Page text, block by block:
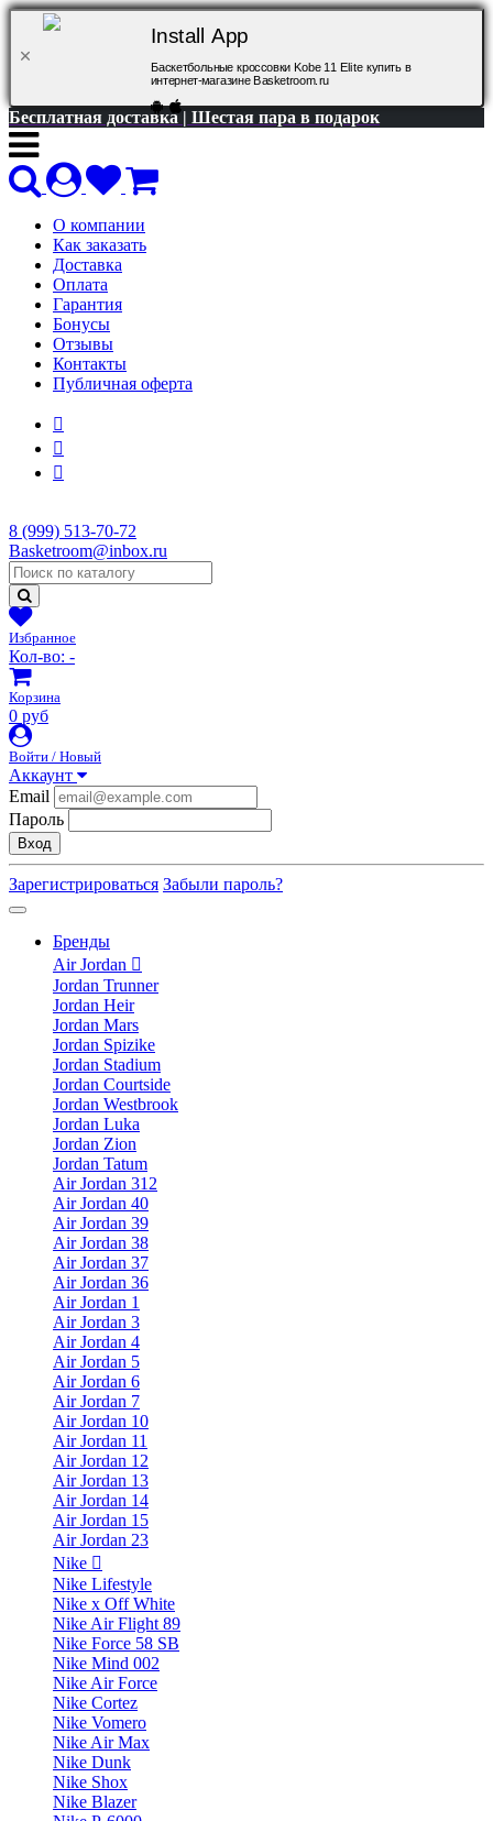
Install App
Баскетбольные кроссовки Kobe 11 Elite купить в
интернет-магазине Basketroom.ru
Бесплатная доставка | Шестая пара в подарок
О компании
Как заказать
Доставка
Оплата
Гарантия
Бонусы
Отзывы
Контакты
Публичная оферта
8 (999) 513-70-72
Basketroom@inbox.ru
Избранное
Кол-во: -
Корзина
0 руб
Войти / Новый
Аккаунт
Email
Пароль
Вход
Зарегистрироваться Забыли пароль?
Бренды
Air Jordan
Jordan Trunner
Jordan Heir
Jordan Mars
Jordan Spizike
Jordan Stadium
Jordan Courtside
Jordan Westbrook
Jordan Luka
Jordan Zion
Jordan Tatum
Air Jordan 312
Air Jordan 40
Air Jordan 39
Air Jordan 38
Air Jordan 37
Air Jordan 36
Air Jordan 1
Air Jordan 3
Air Jordan 4
Air Jordan 5
Air Jordan 6
Air Jordan 7
Air Jordan 10
Air Jordan 11
Air Jordan 12
Air Jordan 13
Air Jordan 14
Air Jordan 15
Air Jordan 23
Nike
Nike Lifestyle
Nike x Off White
Nike Air Flight 89
Nike Force 58 SB
Nike Mind 002
Nike Air Force
Nike Cortez
Nike Vomero
Nike Air Max
Nike Dunk
Nike Shox
Nike Blazer